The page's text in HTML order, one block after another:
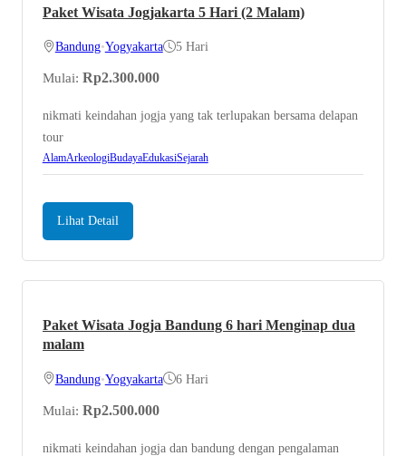
Paket Wisata Jogjakarta 5 Hari (2 Malam)
Bandung•Yogyakarta 5 Hari
Mulai: Rp2.300.000
nikmati keindahan jogja yang tak terlupakan bersama delapan
tour
AlamArkeologiBudayaEdukasiSejarah
Lihat Detail
Paket Wisata Jogja Bandung 6 hari Menginap dua
malam
Bandung•Yogyakarta 6 Hari
Mulai: Rp2.500.000
nikmati keindahan jogja dan bandung dengan pengalaman